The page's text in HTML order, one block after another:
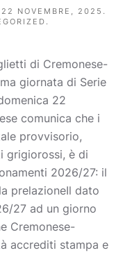
22 NOVEMBRE, 2025 .
.
di Cremonese-
giornata di Serie
22
comunica che i
provvisorio,
grigiorossi, è di
2026/27: il
prelazioneIl dato
27 ad un giorno
Cremonese-
accrediti stampa e